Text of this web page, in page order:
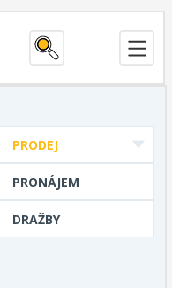
PRODEJ
PRONÁJEM
DRAŽBY